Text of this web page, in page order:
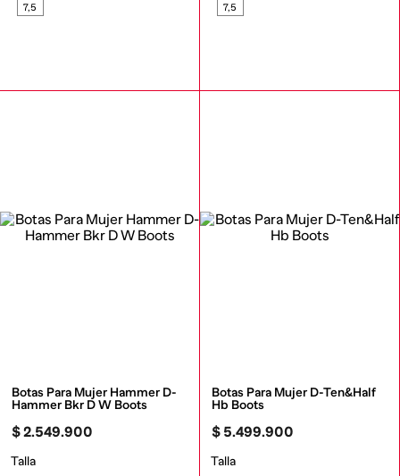
7,5
7,5
Botas Para Mujer Hammer D-
Hammer Bkr D W Boots
$2.549.900
Talla
Botas Para Mujer D-Ten&Half
Hb Boots
$ 5.499.900
Talla